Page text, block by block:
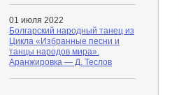
01 июля 2022
Болгарский народный танец из
Цикла «Избранные песни и
танцы народов мира».
Аранжировка — Д. Теслов
модератору